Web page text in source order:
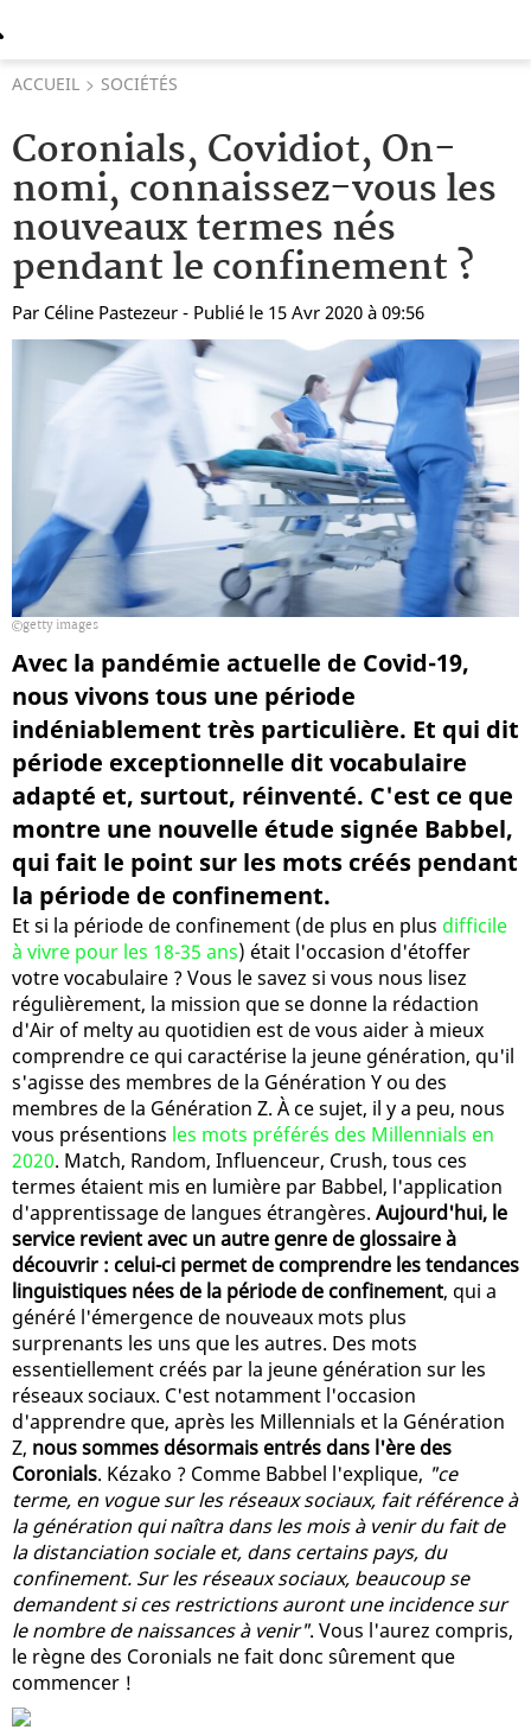
ACCUEIL SOCIÉTÉS
Coronials, Covidiot, On-
nomi, connaissez-vous les
nouveaux termes nés
pendant le confinement ?
Par Céline Pastezeur - Publié le 15 Avr 2020 à 09:56
getty images
Avec la pandémie actuelle de Covid-19,
nous vivons tous une période
indéniablement très particulière. Et qui dit
période exceptionnelle dit vocabulaire
adapté et, surtout, réinventé. C'est ce que
montre une nouvelle étude signée Babbel,
qui fait le point sur les mots créés pendant
la période de confinement.
Et si la période de confinement (de plus en plus difficile
à vivre pour les 18-35 ans) était l'occasion d'étoffer
votre vocabulaire ? Vous le savez si vous nous lisez
régulièrement, la mission que se donne la rédaction
d'Air of melty au quotidien est de vous aider à mieux
comprendre ce qui caractérise la jeune génération, qu'il
s'agisse des membres de la Génération Y ou des
membres de la Génération Z. À ce sujet, il y a peu, nous
vous présentions les mots préférés des Millennials en
2020. Match, Random, Influenceur, Crush, tous ces
termes étaient mis en lumière par Babbel, l'application
d'apprentissage de langues étrangères. Aujourd'hui, le
service revient avec un autre genre de glossaire à
découvrir : celui-ci permet de comprendre les tendances
linguistiques nées de la période de confinement, qui a
généré l'émergence de nouveaux mots plus
surprenants les uns que les autres. Des mots
essentiellement créés par la jeune génération sur les
réseaux sociaux. C'est notamment l'occasion
d'apprendre que, après les Millennials et la Génération
Z, nous sommes désormais entrés dans l'ère des
Coronials. Kézako ? Comme Babbel l'explique, "ce
terme, en vogue sur les réseaux sociaux, fait référence à
la génération qui naîtra dans les mois à venir du fait de
la distanciation sociale et, dans certains pays, du
confinement. Sur les réseaux sociaux, beaucoup se
demandent si ces restrictions auront une incidence sur
le nombre de naissances à venir". Vous l'aurez compris,
le règne des Coronials ne fait donc sûrement que
commencer !